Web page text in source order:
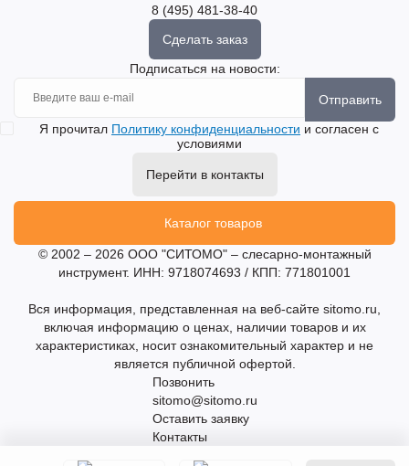
8 (495) 481-38-40
Сделать заказ
Подписаться на новости:
Отправить
Я прочитал Политику конфиденциальности и согласен с
условиями
Перейти в контакты
Каталог товаров
© 2002 – 2026 ООО "СИТОМО" – слесарно-монтажный
инструмент. ИНН: 9718074693 / КПП: 771801001
Вся информация, представленная на веб-сайте sitomo.ru,
включая информацию о ценах, наличии товаров и их
характеристиках, носит ознакомительный характер и не
является публичной офертой.
Позвонить
sitomo@sitomo.ru
Оставить заявку
Контакты